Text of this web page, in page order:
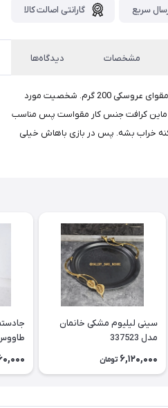
سریع گارانتی اصالت کالا
مشخصات دیدگاه‌ها
فیگور مقوایی واردن ساخته شده از مقوای عروسکی 200 گرم. شخصیت مورد
ماین کرافت جنس کار مقواست پس مناسب
خراب بشه. پس در بازی باهاش خیلی
سینی لیلیوم مشکی خانمان
مدل 337523
6,120,000 تومان